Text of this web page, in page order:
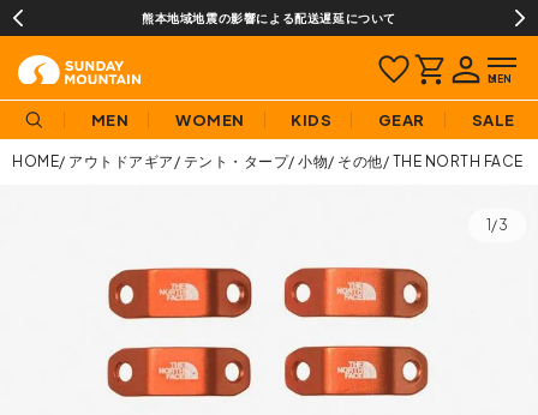
熊本地域地震の影響による配送遅延について
MEN WOMEN KIDS GEAR SALE
HOME アウトドアギア テント・タープ 小物 その他 THE NORTH FACE
1/3